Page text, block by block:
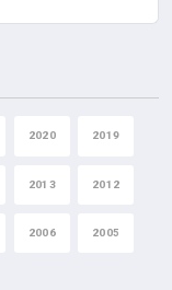
2020 2019
2013 2012
2006 2005